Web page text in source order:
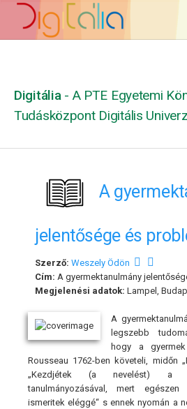
Digitália - A PTE Egyetemi
Tudásközpont Digitális
A
jelentősége és
Szerző: Weszely Ödön
Cím: A gyermektanulmány
Megjelenési adatok: Lampel,
A
legszebb
hogy a
Rousseau 1762-ben követeli, midőn
„Kezdjétek (a nevelést) a
tanulmányozásával, mert
ismeritek eléggé“ s ennek nyomán a